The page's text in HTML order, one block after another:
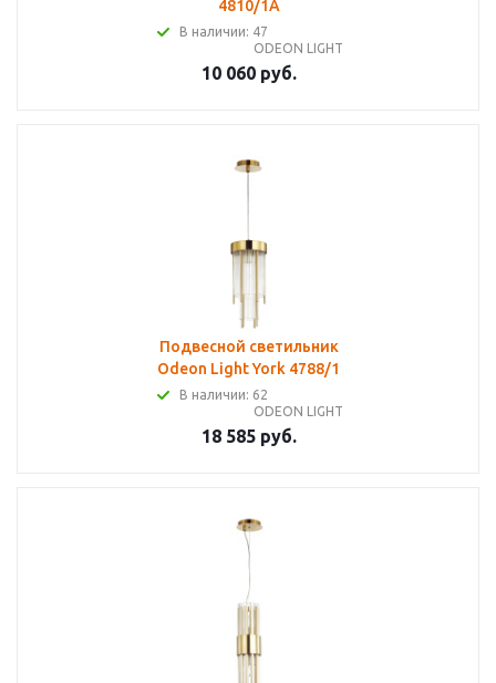
4810/1A
В наличии: 47
ODEON LIGHT
10 060 руб.
Подвесной светильник
Odeon Light York 4788/1
В наличии: 62
ODEON LIGHT
18 585 руб.